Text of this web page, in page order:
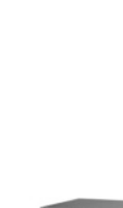
Generalmente
confezionati in
numero da